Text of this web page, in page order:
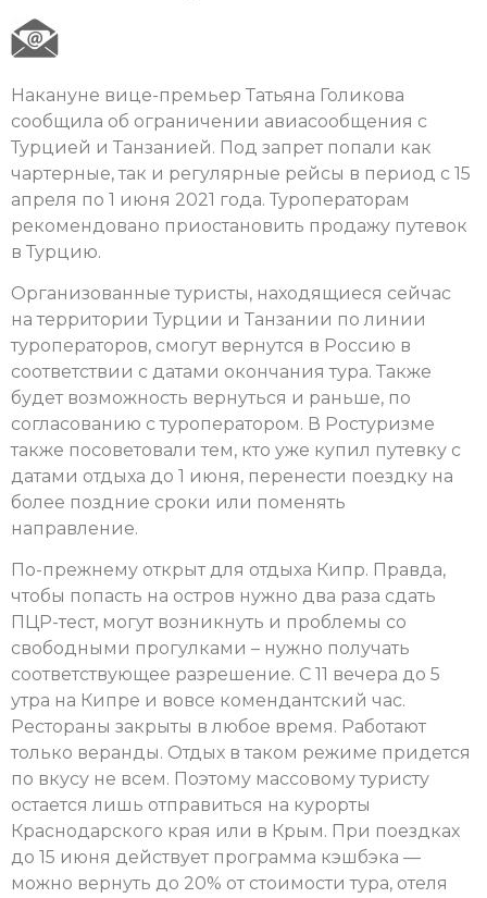
Накануне вице-премьер Татьяна Голикова
сообщила об ограничении авиасообщения с
Турцией и Танзанией. Под запрет попали как
чартерные, так и регулярные рейсы в период с 15
апреля по 1 июня 2021 года. Туроператорам
рекомендовано приостановить продажу путевок
в Турцию.
Организованные туристы, находящиеся сейчас
на территории Турции и Танзании по линии
туроператоров, смогут вернутся в Россию в
соответствии с датами окончания тура. Также
будет возможность вернуться и раньше, по
согласованию с туроператором. В Ростуризме
также посоветовали тем, кто уже купил путевку с
датами отдыха до 1 июня, перенести поездку на
более поздние сроки или поменять
направление.
По-прежнему открыт для отдыха Кипр. Правда,
чтобы попасть на остров нужно два раза сдать
ПЦР-тест, могут возникнуть и проблемы со
свободными прогулками – нужно получать
соответствующее разрешение. С 11 вечера до 5
утра на Кипре и вовсе комендантский час.
Рестораны закрыты в любое время. Работают
только веранды. Отдых в таком режиме придется
по вкусу не всем. Поэтому массовому туристу
остается лишь отправиться на курорты
Краснодарского края или в Крым. При поездках
до 15 июня действует программа кэшбэка —
можно вернуть до 20% от стоимости тура, отеля